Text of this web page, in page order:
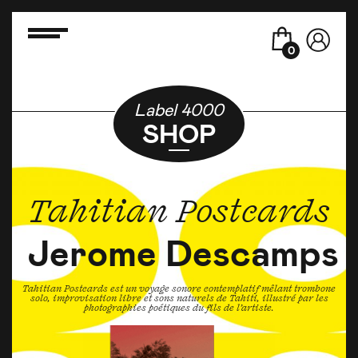
0
Label 4000
SHOP
Tahitian Postcards
Jerome Descamps
Tahitian Postcards est un voyage sonore contemplatif mêlant trombone
solo, improvisation libre et sons naturels de Tahiti, illustré par les
photographies poétiques du fils de l’artiste.